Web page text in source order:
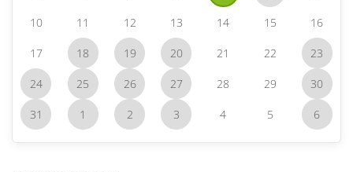
10 11 12 13 14 15 16
17 18 19 20 21 22 23
24 25 26 27 28 29 30
31 1 2 3 4 5 6